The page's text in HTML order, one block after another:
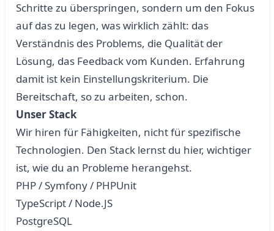
Schritte zu überspringen, sondern um den Fokus
auf das zu legen, was wirklich zählt: das
Verständnis des Problems, die Qualität der
Lösung, das Feedback vom Kunden. Erfahrung
damit ist kein Einstellungskriterium. Die
Bereitschaft, so zu arbeiten, schon.
Unser Stack
Wir hiren für Fähigkeiten, nicht für spezifische
Technologien. Den Stack lernst du hier, wichtiger
ist, wie du an Probleme herangehst.
PHP / Symfony / PHPUnit
TypeScript / Node.JS
PostgreSQL